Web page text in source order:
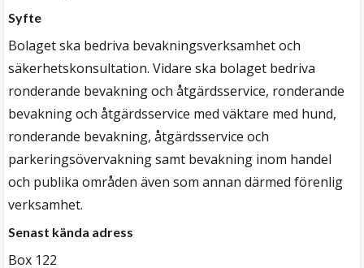
Syfte
Bolaget ska bedriva bevakningsverksamhet och
säkerhetskonsultation. Vidare ska bolaget bedriva
ronderande bevakning och åtgärdsservice, ronderande
bevakning och åtgärdsservice med väktare med hund,
ronderande bevakning, åtgärdsservice och
parkeringsövervakning samt bevakning inom handel
och publika områden även som annan därmed förenlig
verksamhet.
Senast kända adress
Box 122